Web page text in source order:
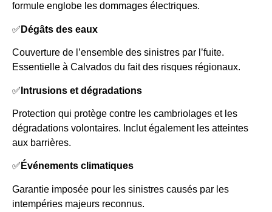
formule englobe les dommages électriques.
✅ Dégâts des eaux
Couverture de l’ensemble des sinistres par l’fuite.
Essentielle à Calvados du fait des risques régionaux.
✅ Intrusions et dégradations
Protection qui protège contre les cambriolages et les
dégradations volontaires. Inclut également les atteintes
aux barrières.
✅ Événements climatiques
Garantie imposée pour les sinistres causés par les
intempéries majeurs reconnus.